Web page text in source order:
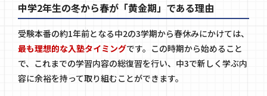
中学2年生の冬から春が「黄金期」である理由
受験本番の約1年前となる中2の3学期から春休みにかけては、
最も理想的な入塾タイミングです。この時期から始めること
で、これまでの学習内容の総復習を行い、中3で新しく学ぶ内
容に余裕を持って取り組むことができます。